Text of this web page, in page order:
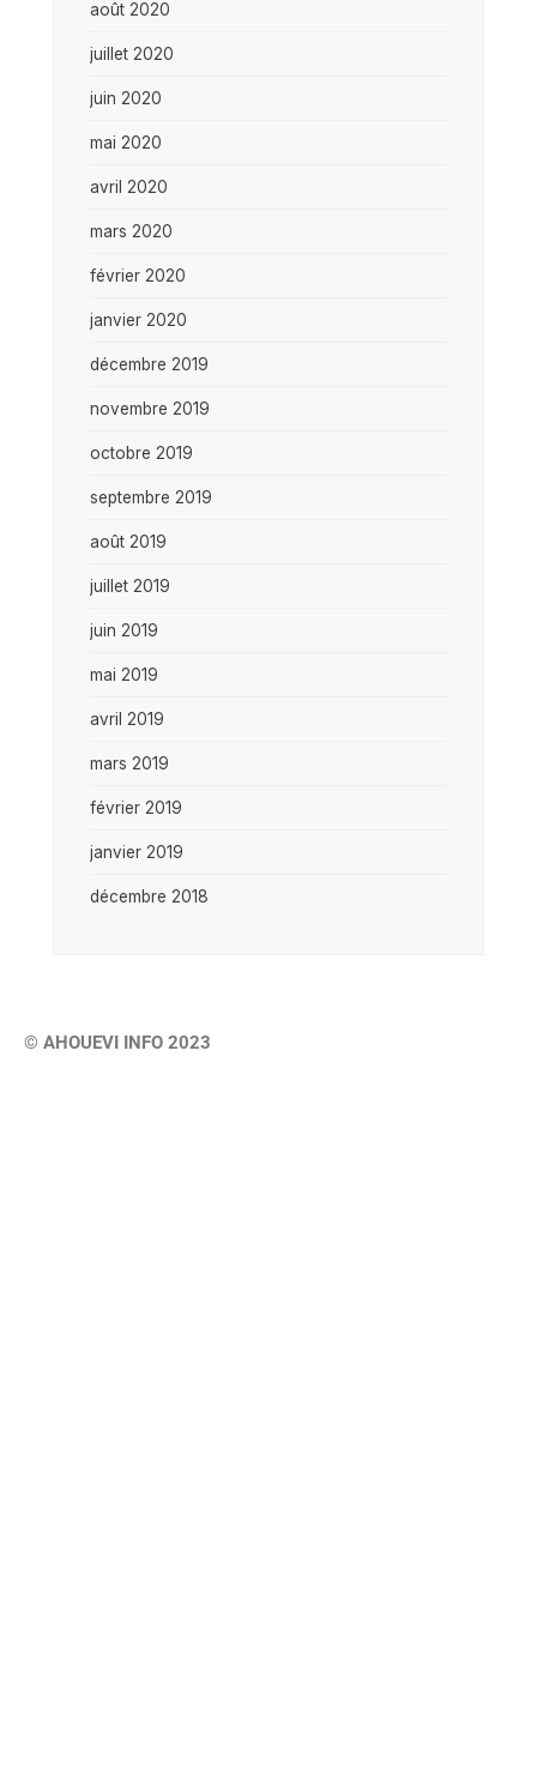
août 2020
juillet 2020
juin 2020
mai 2020
avril 2020
mars 2020
février 2020
janvier 2020
décembre 2019
novembre 2019
octobre 2019
septembre 2019
août 2019
juillet 2019
juin 2019
mai 2019
avril 2019
mars 2019
février 2019
janvier 2019
décembre 2018
© AHOUEVI INFO 2023